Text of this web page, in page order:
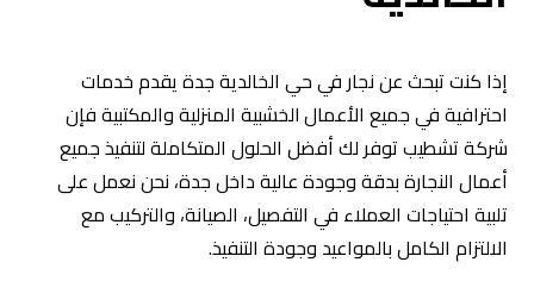
إذا كنت تبحث عن نجار في حي الخالدية جدة يقدم خدمات
احترافية في جميع الأعمالالخشبية المنزلية والمكتبية فإن
شركة تشطيب توفر لك أفضل الحلول المتكاملة لتنفيذ جميع
أعمال النجارة بدقة وجودة عالية داخل جدة، نحن نعمل على
تلبية احتياجات العملاء في التفصيل، الصيانة، والتركيب مع
الالتزام الكامل بالمواعيد وجودة التنفيذ.